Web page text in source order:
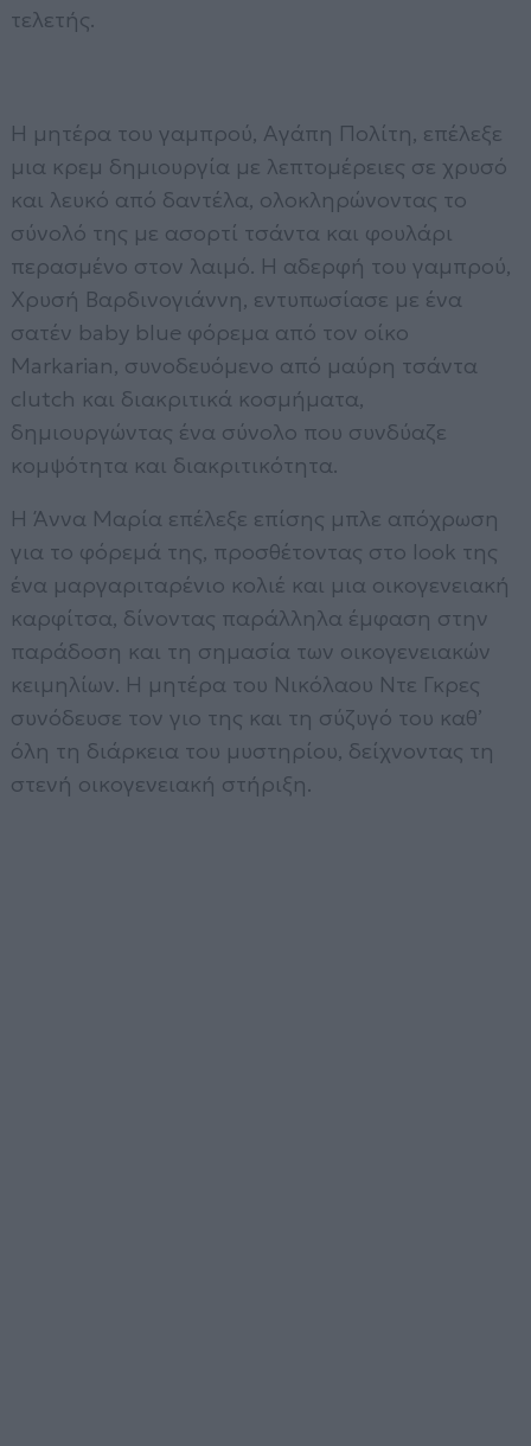
τελετής.
Η μητέρα του γαμπρού, Αγάπη Πολίτη, επέλεξε
μια κρεμ δημιουργία με λεπτομέρειες σε χρυσό
και λευκό από δαντέλα, ολοκληρώνοντας το
σύνολό της με ασορτί τσάντα και φουλάρι
περασμένο στον λαιμό. Η αδερφή του γαμπρού,
Χρυσή Βαρδινογιάννη, εντυπωσίασε με ένα
σατέν baby blue φόρεμα από τον οίκο
Markarian, συνοδευόμενο από μαύρη τσάντα
clutch και διακριτικά κοσμήματα,
δημιουργώντας ένα σύνολο που συνδύαζε
κομψότητα και διακριτικότητα.
Η Άννα Μαρία επέλεξε επίσης μπλε απόχρωση
για το φόρεμά της, προσθέτοντας στο look της
ένα μαργαριταρένιο κολιέ και μια οικογενειακή
καρφίτσα, δίνοντας παράλληλα έμφαση στην
παράδοση και τη σημασία των οικογενειακών
κειμηλίων. Η μητέρα του Νικόλαου Ντε Γκρες
συνόδευσε τον γιο της και τη σύζυγό του καθ’
όλη τη διάρκεια του μυστηρίου, δείχνοντας τη
στενή οικογενειακή στήριξη.